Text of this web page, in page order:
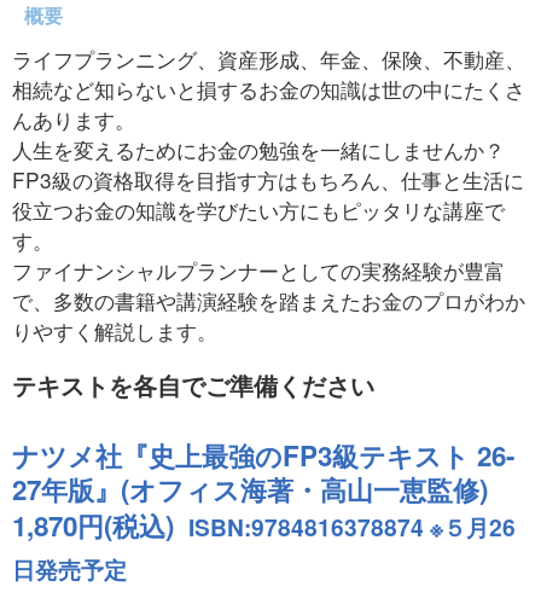
概要
ライフプランニング、資産形成、年金、保険、不動産、
相続など知らないと損するお金の知識は世の中にたくさ
んあります。
人生を変えるためにお金の勉強を一緒にしませんか？
FP3級の資格取得を目指す方はもちろん、仕事と生活に
役立つお金の知識を学びたい方にもピッタリな講座で
す。
ファイナンシャルプランナーとしての実務経験が豊富
で、多数の書籍や講演経験を踏まえたお金のプロがわか
りやすく解説します。
テキストを各自でご準備ください
ナツメ社『史上最強のFP3級テキスト 26-
27年版』(オフィス海著・高山一恵監修)
1,870円(税込) ISBN:9784816378874 ※５月26
日発売予定